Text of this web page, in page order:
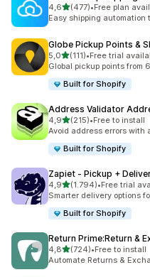
4,65 yıldız üzerinden
(477)
toplam 477 değerlendirme
•Free plan
Easy shipping automation
Globe Pickup Points &
5,05 yıldız üzerinden
(111)
toplam 111 değerlendirme
•Free trial
Global pickup points from
Built for Shopify
Address Validator
4,95 yıldız üzerinden
(215)
toplam 215 değerlendirme
•Free to install
Avoid address errors with
Built for Shopify
Zapiet ‑ Pickup +
4,95 yıldız üzerinden
(1.794)
toplam 1794 değerlendirme
•Free trial
Smarter delivery options
Built for Shopify
Return Prime:Return &
4,85 yıldız üzerinden
(724)
toplam 724 değerlendirme
•Free to install
Automate Returns &